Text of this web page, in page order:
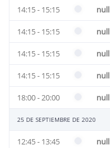
14:15 - 15:15 null
14:15 - 15:15 null
14:15 - 15:15 null
14:15 - 15:15 null
18:00 - 20:00 null
25 DE SEPTIEMBRE DE 2020
12:45 - 13:45 null